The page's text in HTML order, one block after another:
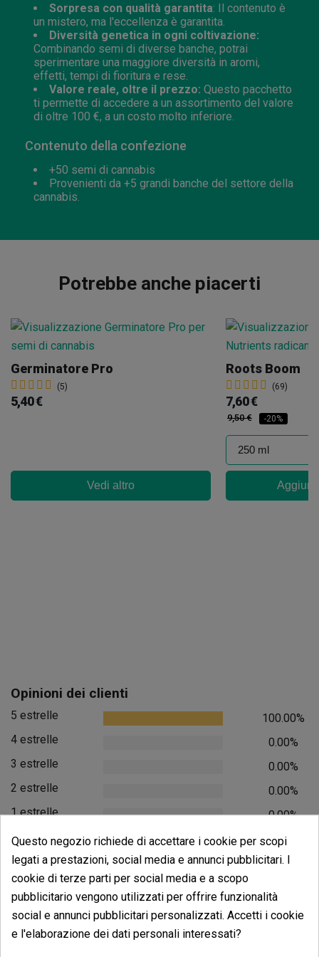
Sorpresa con qualità garantita: Il contenuto è
un mistero, ma l'eccellenza è garantita.
Diversità genetica in ogni coltivazione:
Combinando semi di diverse banche, potrai
sperimentare una maggiore diversità in aromi,
effetti, tempi di fioritura e rese.
Valore reale, oltre il prezzo: Questo pacchetto
ti permette di accedere a un assortimento del valore
di oltre 100 €, a un costo molto inferiore.
Contenuto della confezione
+50 semi di cannabis
Provenienti da +5 grandi banche del settore della
cannabis.
Potrebbe anche piacerti
Germinatore Pro
(5)
5,40 €
Vedi altro
Roots Boom
(69)
7,60 €
9,50 € -20%
Opinioni dei clienti
5 estrelle
100.00%
4 estrelle
0.00%
3 estrelle
0.00%
2 estrelle
0.00%
1 estrelle
0.00%
Scrivi il tuo commento
5de5
2 Valutazioni globali
Ordina per:
Questo negozio richiede di accettare i cookie per scopi
legati a prestazioni, social media e annunci pubblicitari. I
cookie di terze parti per social media e a scopo
pubblicitario vengono utilizzati per offrire funzionalità
social e annunci pubblicitari personalizzati. Accetti i cookie
e l'elaborazione dei dati personali interessati?